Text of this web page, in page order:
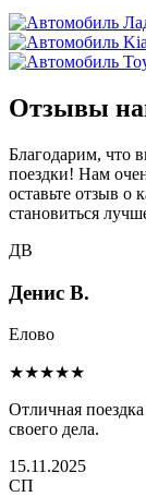
Отзывы
Благодарим, что
поездки! Нам
оставьте отзыв о
становиться
ДВ
Денис В.
Елово
★★★★★
Отличная
своего дела.
15.11.2025
СП